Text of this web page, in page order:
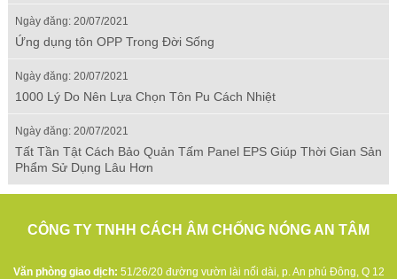
Ngày đăng: 20/07/2021
Ứng dụng tôn OPP Trong Đời Sống
Ngày đăng: 20/07/2021
1000 Lý Do Nên Lựa Chọn Tôn Pu Cách Nhiệt
Ngày đăng: 20/07/2021
Tất Tần Tật Cách Bảo Quản Tấm Panel EPS Giúp Thời Gian Sản
Phẩm Sử Dụng Lâu Hơn
CÔNG TY TNHH CÁCH ÂM CHỐNG NÓNG AN TÂM
Văn phòng giao dịch: 51/26/20 đường vườn lài nối dài, p. An phú Đông, Q 12